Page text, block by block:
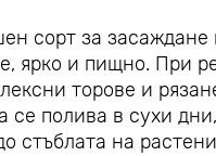
сорт за
ярко и пищно. При
торове и
полива в сухи
стъблата на